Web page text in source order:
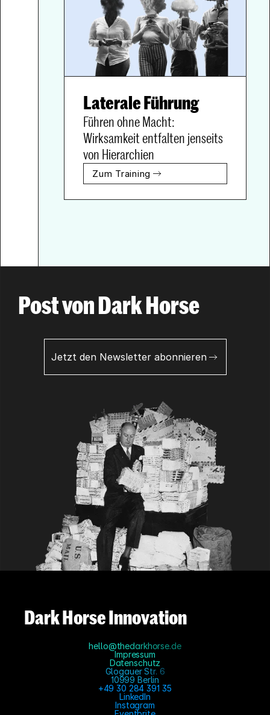
Laterale Führung
Führen ohne Macht:
Wirksamkeit entfalten jenseits
von Hierarchien
Zum Training
Post von Dark Horse
Jetzt den Newsletter abonnieren
Dark Horse Innovation
hello@thedarkhorse.de
Impressum
Datenschutz
Glogauer Str. 6
10999 Berlin
+49 30 284 391 35
LinkedIn
Instagram